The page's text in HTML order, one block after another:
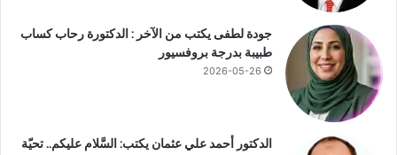
.
و
ع
جودة لطفى يكتب من الآخر : الدكتورة رحاب كساب
طبيبة بدرجة بروفسيور
2026-05-26
الدكتور أحمد علي عثمان يكتب: السَّلام عليكم.. تحيّة